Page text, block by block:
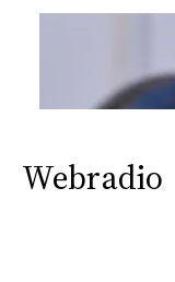
Webradio